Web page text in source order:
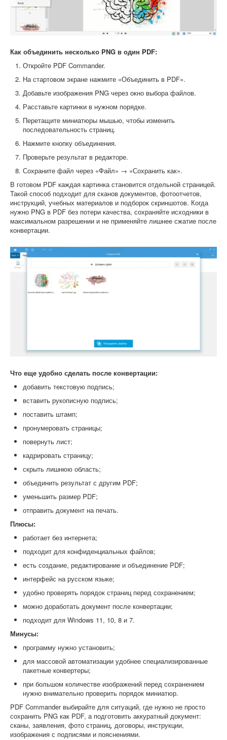
Как объединить несколько PNG в один PDF:
Откройте PDF Commander.
На стартовом экране нажмите «Объединить в PDF».
Добавьте изображения PNG через окно выбора файлов.
Расставьте картинки в нужном порядке.
Перетащите миниатюры мышью, чтобы изменить
последовательность страниц.
Нажмите кнопку объединения.
Проверьте результат в редакторе.
Сохраните файл через «Файл» → «Сохранить как».
В готовом PDF каждая картинка становится отдельной страницей.
Такой способ подходит для сканов документов, фотоотчетов,
инструкций, учебных материалов и подборок скриншотов. Когда
нужно PNG в PDF без потери качества, сохраняйте исходники в
максимальном разрешении и не применяйте лишнее сжатие после
конвертации.
Что еще удобно сделать после конвертации:
добавить текстовую подпись;
вставить рукописную подпись;
поставить штамп;
пронумеровать страницы;
повернуть лист;
кадрировать страницу;
скрыть лишнюю область;
объединить результат с другим PDF;
уменьшить размер PDF;
отправить документ на печать.
Плюсы:
работает без интернета;
подходит для конфиденциальных файлов;
есть создание, редактирование и объединение PDF;
интерфейс на русском языке;
удобно проверять порядок страниц перед сохранением;
можно доработать документ после конвертации;
подходит для Windows 11, 10, 8 и 7.
Минусы:
программу нужно установить;
для массовой автоматизации удобнее специализированные
пакетные конвертеры;
при большом количестве изображений перед сохранением
нужно внимательно проверить порядок миниатюр.
PDF Commander выбирайте для ситуаций, где нужно не просто
сохранить PNG как PDF, а подготовить аккуратный документ:
сканы, заявления, фото страниц, договоры, инструкции,
изображения с подписями и пояснениями.